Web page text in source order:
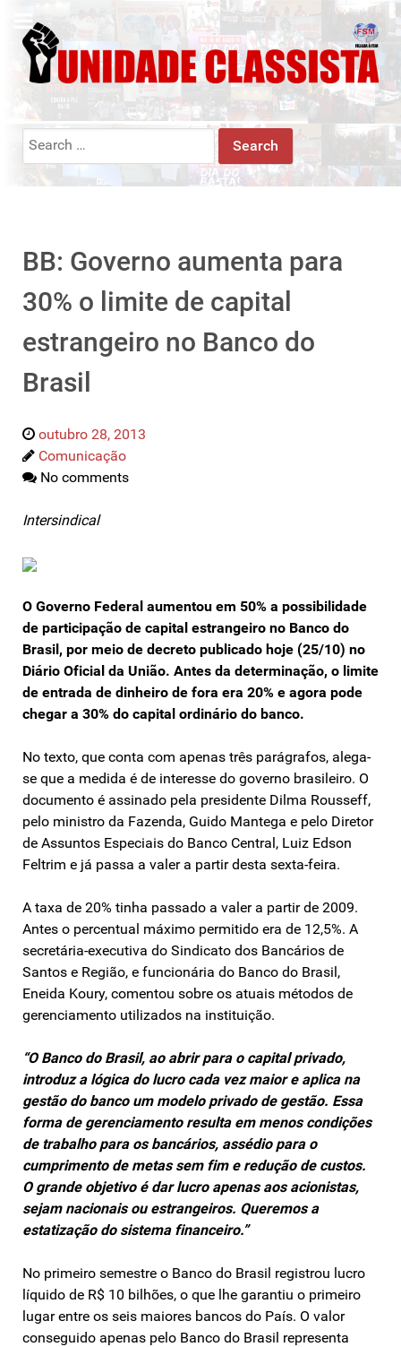
Search
BB: Governo aumenta para
30% o limite de capital
estrangeiro no Banco do
Brasil
outubro 28, 2013
Comunicação
No comments
Intersindical
O Governo Federal aumentou em 50% a possibilidade
de participação de capital estrangeiro no Banco do
Brasil, por meio de decreto publicado hoje (25/10) no
Diário Oficial da União. Antes da determinação, o limite
de entrada de dinheiro de fora era 20% e agora pode
chegar a 30% do capital ordinário do banco.
No texto, que conta com apenas três parágrafos, alega-
se que a medida é de interesse do governo brasileiro. O
documento é assinado pela presidente Dilma Rousseff,
pelo ministro da Fazenda, Guido Mantega e pelo Diretor
de Assuntos Especiais do Banco Central, Luiz Edson
Feltrim e já passa a valer a partir desta sexta-feira.
A taxa de 20% tinha passado a valer a partir de 2009.
Antes o percentual máximo permitido era de 12,5%. A
secretária-executiva do Sindicato dos Bancários de
Santos e Região, e funcionária do Banco do Brasil,
Eneida Koury, comentou sobre os atuais métodos de
gerenciamento utilizados na instituição.
“O Banco do Brasil, ao abrir para o capital privado,
introduz a lógica do lucro cada vez maior e aplica na
gestão do banco um modelo privado de gestão. Essa
forma de gerenciamento resulta em menos condições
de trabalho para os bancários, assédio para o
cumprimento de metas sem fim e redução de custos.
O grande objetivo é dar lucro apenas aos acionistas,
sejam nacionais ou estrangeiros. Queremos a
estatização do sistema financeiro.”
No primeiro semestre o Banco do Brasil registrou lucro
líquido de R$ 10 bilhões, o que lhe garantiu o primeiro
lugar entre os seis maiores bancos do País. O valor
conseguido apenas pelo Banco do Brasil representa